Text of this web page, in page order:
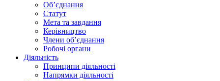
Об’єднання
Статут
Мета та завдання
Керівництво
Члени об’єднання
Робочі органи
Діяльність
Принципи діяльності
Напрямки діяльності